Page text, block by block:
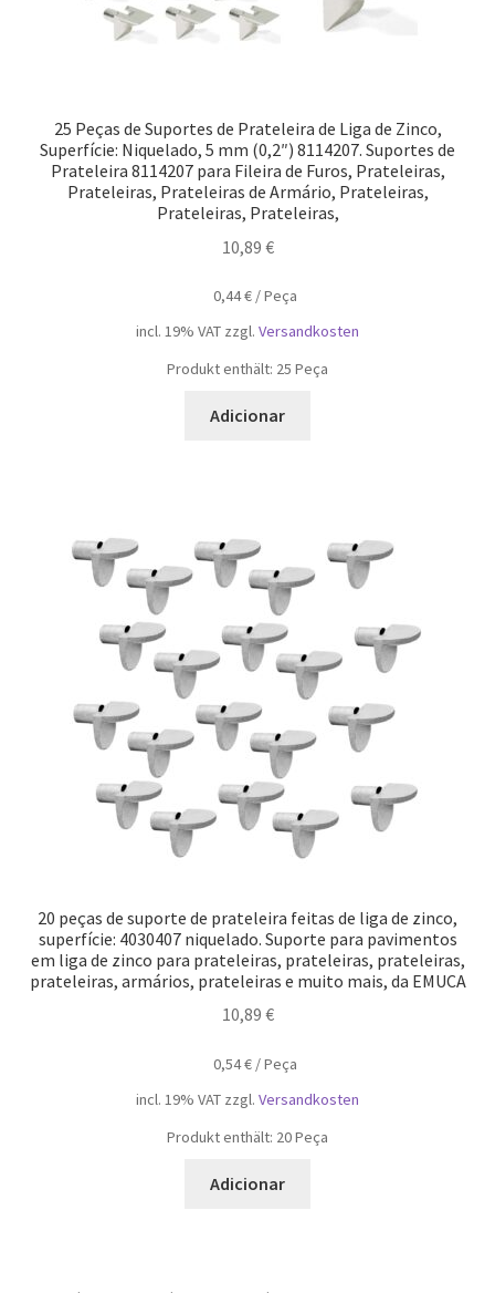
25 Peças de Suportes de Prateleira de Liga de Zinco,
Superfície: Niquelado, 5 mm (0,2″) 8114207. Suportes de
Prateleira 8114207 para Fileira de Furos, Prateleiras,
Prateleiras, Prateleiras de Armário, Prateleiras,
Prateleiras, Prateleiras,
10,89 €
0,44€ /Peça
incl. 19% VAT zzgl. Versandkosten
Produkt enthält: 25 Peça
Adicionar
20 peças de suporte de prateleira feitas de liga de zinco,
superfície: 4030407 niquelado. Suporte para pavimentos
em liga de zinco para prateleiras, prateleiras, prateleiras,
prateleiras, armários, prateleiras e muito mais, da EMUCA
10,89 €
0,54€ /Peça
incl. 19% VAT zzgl. Versandkosten
Produkt enthält: 20Peça
Adicionar